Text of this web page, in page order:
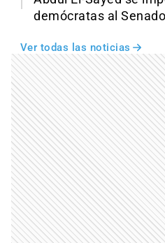
demócratas al
Ver todas las noticias